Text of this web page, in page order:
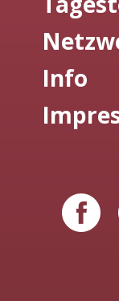
Info
Cityrad
Das Cityrad
Radtaschen
ausreichend
meist leicht
Fahrradtypen
Radausflug
Die Königin
Bereifung und